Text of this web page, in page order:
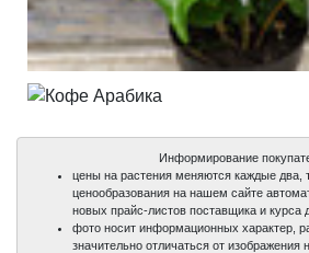
Информирование
цены на растения меняются каждые два,
ценообразования на нашем сайте
новых прайс-листов поставщика и курса
фото носит информационных характер,
значительно отличаться от изображения